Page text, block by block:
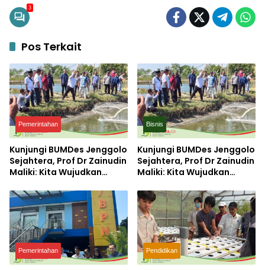
3
Pos Terkait
Pemerintahan
Kunjungi BUMDes Jenggolo
Sejahtera, Prof Dr Zainudin
Maliki: Kita Wujudkan
dengan Potensi Desa
Bisnis
Kunjungi BUMDes Jenggolo
Sejahtera, Prof Dr Zainudin
Maliki: Kita Wujudkan
dengan Potensi Desa
Pemerintahan Pendidikan